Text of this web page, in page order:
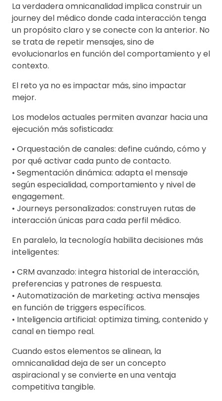
La verdadera omnicanalidad implica construir un
journey del médico donde cada interacción tenga
un propósito claro y se conecte con la anterior. No
se trata de repetir mensajes, sino de
evolucionarlos en función del comportamiento y el
contexto.
El reto ya no es impactar más, sino impactar
mejor.
Los modelos actuales permiten avanzar hacia una
ejecución más sofisticada:
• Orquestación de canales: define cuándo, cómo y
por qué activar cada punto de contacto.
• Segmentación dinámica: adapta el mensaje
según especialidad, comportamiento y nivel de
engagement.
• Journeys personalizados: construyen rutas de
interacción únicas para cada perfil médico.
En paralelo, la tecnología habilita decisiones más
inteligentes:
• CRM avanzado: integra historial de interacción,
preferencias y patrones de respuesta.
• Automatización de marketing: activa mensajes
en función de triggers específicos.
• Inteligencia artificial: optimiza timing, contenido y
canal en tiempo real.
Cuando estos elementos se alinean, la
omnicanalidad deja de ser un concepto
aspiracional y se convierte en una ventaja
competitiva tangible.